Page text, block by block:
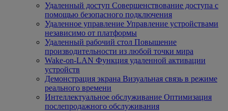
Удаленный доступ Совершенствование доступа с
помощью безопасного подключения
Удаленное управление Управление устройствами
независимо от платформы
Удаленный рабочий стол Повышение
производительности из любой точки мира
Wake-on-LAN Функция удаленной активации
устройств
Демонстрация экрана Визуальная связь в режиме
реального времени
Интеллектуальное обслуживание Оптимизация
послепродажного обслуживания